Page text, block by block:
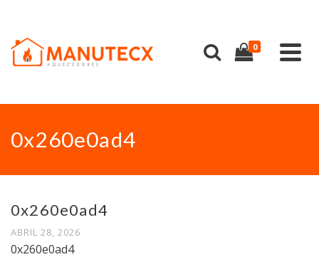
0
0x260e0ad4
0x260e0ad4
ABRIL 28, 2026
0x260e0ad4